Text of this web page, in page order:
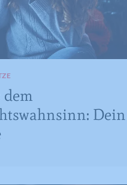
dem
Dein